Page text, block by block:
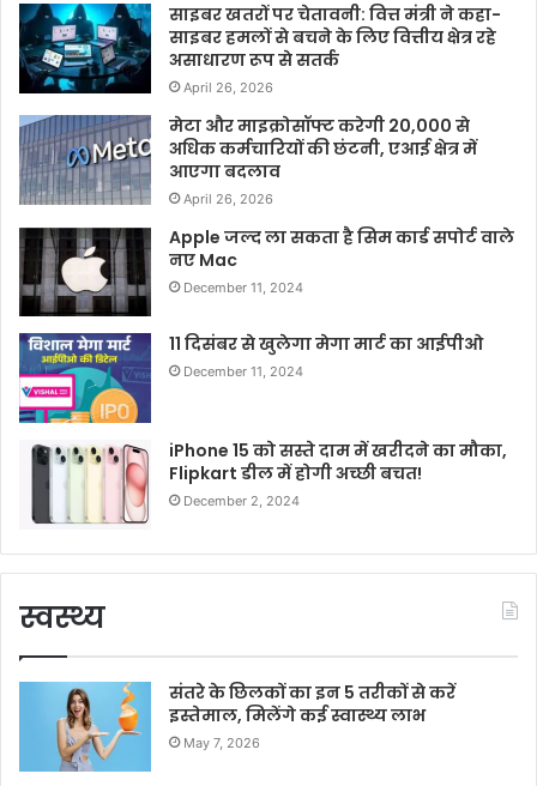
साइबर खतरों पर चेतावनी: वित्त मंत्री ने कहा-
साइबर हमलों से बचने के लिए वित्तीय क्षेत्र रहे
असाधारण रूप से सतर्क
April 26, 2026
मेटा और माइक्रोसॉफ्ट करेगी 20,000 से
अधिक कर्मचारियों की छंटनी, एआई क्षेत्र में
आएगा बदलाव
April 26, 2026
Apple जल्द ला सकता है सिम कार्ड सपोर्ट वाले
नए Mac
December 11, 2024
11 दिसंबर से खुलेगा मेगा मार्ट का आईपीओ
December 11, 2024
iPhone 15 को सस्ते दाम में खरीदने का मौका,
Flipkart डील में होगी अच्छी बचत!
December 2, 2024
स्वस्थ्य
संतरे के छिलकों का इन 5 तरीकों से करें
इस्तेमाल, मिलेंगे कई स्वास्थ्य लाभ
May 7, 2026